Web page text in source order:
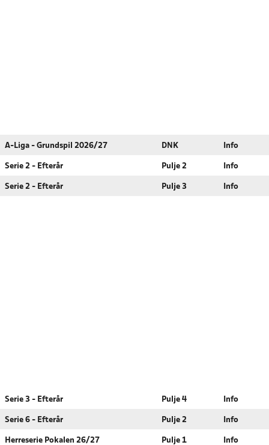
A-Liga - Grundspil 2026/27 DNK Info
Serie 2 - Efterår Pulje 2 Info
Serie 2 - Efterår Pulje 3 Info
Serie 3 - Efterår Pulje 4 Info
Serie 6 - Efterår Pulje 2 Info
Herreserie Pokalen 26/27 Pulje 1 Info